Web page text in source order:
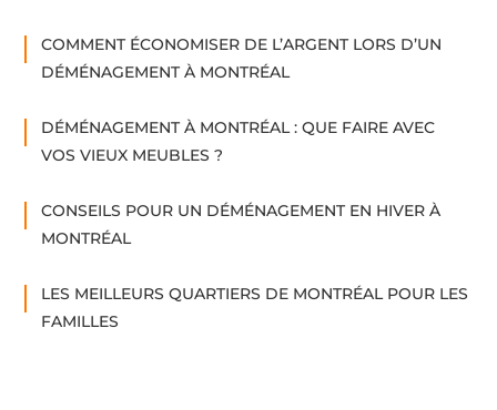
COMMENT ÉCONOMISER DE L’ARGENT LORS D’UN
DÉMÉNAGEMENT À MONTRÉAL
DÉMÉNAGEMENT À MONTRÉAL : QUE FAIRE AVEC
VOS VIEUX MEUBLES ?
CONSEILS POUR UN DÉMÉNAGEMENT EN HIVER À
MONTRÉAL
LES MEILLEURS QUARTIERS DE MONTRÉAL POUR LES
FAMILLES